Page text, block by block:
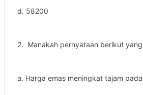
d. 58200
2. Manakah pernyataan berikut
a. Harga emas meningkat tajam